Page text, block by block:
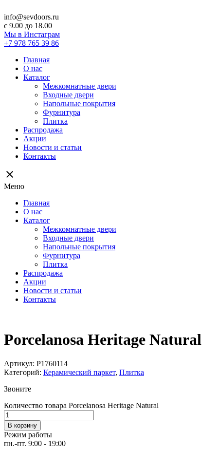
info@sevdoors.ru
c 9.00 до 18.00
Мы в Инстаграм
+7 978 765 39 86
Главная
О нас
Каталог
Межкомнатные двери
Входные двери
Напольные покрытия
Фурнитура
Плитка
Распродажа
Акции
Новости и статьи
Контакты
close
Меню
Главная
О нас
Каталог
Межкомнатные двери
Входные двери
Напольные покрытия
Фурнитура
Плитка
Распродажа
Акции
Новости и статьи
Контакты
Porcelanosa Heritage Natural
Артикул: P1760114
Категорий: Керамический паркет, Плитка
Звоните
Количество товара Porcelanosa Heritage Natural
В корзину
Режим работы
пн.-пт. 9:00 - 19:00